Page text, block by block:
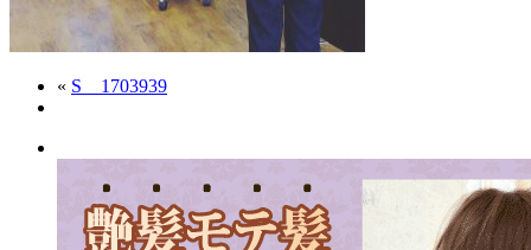
« S__1703939